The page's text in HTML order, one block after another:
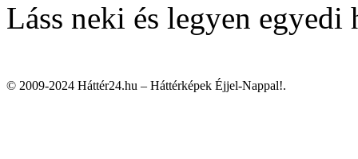
Láss neki és legyen egyedi
© 2009-2024 Háttér24.hu – Háttérképek Éjjel-Nappal!.